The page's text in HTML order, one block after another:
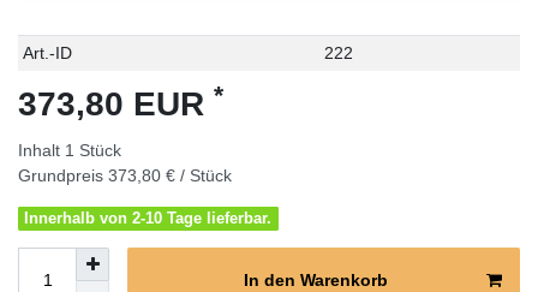
Technisches
Wert
Art.-ID 222
373,80 EUR *
Inhalt 1 Stück
Grundpreis 373,80 € / Stück
Innerhalb von 2-10 Tage lieferbar.
In den Warenkorb